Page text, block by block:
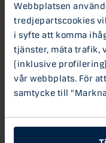
Webbplatsen
tredjepartscookies
i syfte att komma
tjänster, mäta trafik,
(inklusive
vår webbplats. För
samtycke till
behöver strama åt.
Riksbanken, Fed och
energipriser. Hör
avsnittet av
Börsveckan